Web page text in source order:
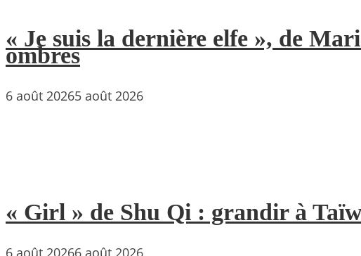
« Je suis la dernière elfe », de
ombres
6 août 20265 août 2026
« Girl » de Shu Qi : grandir à